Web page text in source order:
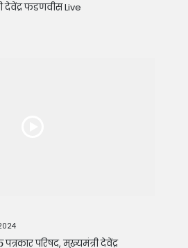
देवेंद्र फडणवीस Live
परिषद, मुख्यमंत्री देवेंद्र